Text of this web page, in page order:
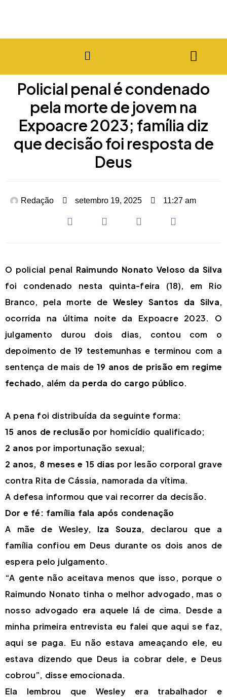
Policial penal é condenado
pela morte de jovem na
Expoacre 2023; família diz
que decisão foi resposta de
Deus
Redação setembro 19, 2025 11:27 am
O policial penal Raimundo Nonato Veloso da Silva
foi condenado nesta quinta-feira (18), em Rio
Branco, pela morte deWesley Santos da Silva,
ocorrida na última noite da Expoacre 2023. O
julgamento durou dois dias, contou com o
depoimento de 19 testemunhas e terminou com a
sentença de mais de19 anos de prisão em regime
fechado, além da perda do cargo público.
A pena foi distribuída da seguinte forma:
15 anos de reclusãopor homicídio qualificado;
2 anos por importunação sexual;
2 anos, 8 meses e 15 dias por lesão corporal grave
contra Rita de Cássia, namorada da vítima.
A defesa informou que vai recorrer da decisão.
Dor e fé: família fala após condenação
A mãe de Wesley, Iza Souza, declarou que a
família confiou em Deus durante os dois anos de
espera pelo julgamento.
“A gente não aceitava menos que isso, porque o
Raimundo Nonato tinha o melhor advogado, mas o
nosso advogado era aquele lá de cima. Desde a
minha primeira entrevista eu falei que aqui se faz,
aqui se paga. Eu não estava ameaçando ele, eu
estava dizendo que Deus ia cobrar dele, e Deus
cobrou”, disse emocionada.
Ela lembrou que Wesley era trabalhador e